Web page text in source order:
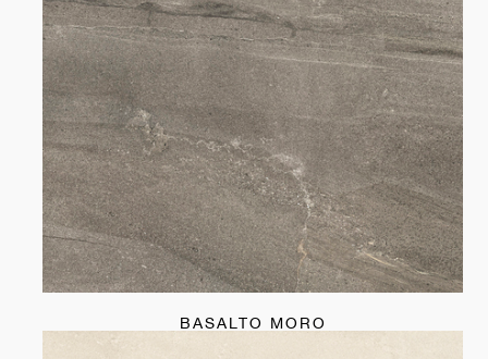
BASALTO MORO